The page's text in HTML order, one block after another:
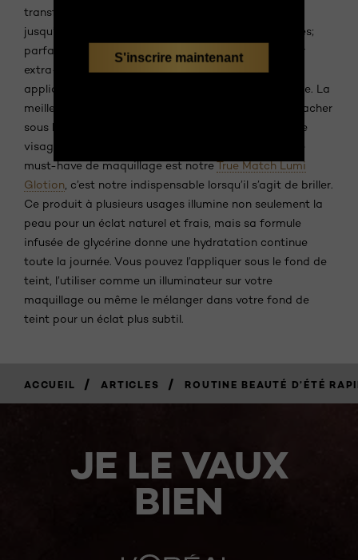
transfère pas, ne fane pas et qui ne s’assèche pas,
jusqu’à un fini fin et naturel qui dure jusqu’à 24 heures;
parfait pour les longues journées d’été. L’applicateur
extra-large et la texture élastique permettent une
application facile et un temps de jeu supplémentaire. La
meilleure partie est que vous pouvez l’utiliser pour cacher
sous les yeux ou pour couvrir les imperfections sur le
visage entier, les rougeurs et les cicatrices. Un autre
must-have de maquillage est notreTrue Match Lumi
Glotion , c’est notre indispensable lorsqu’il s’agit de briller.
Ce produit à plusieurs usages illumine non seulement la
peau pour un éclat naturel et frais, mais sa formule
infusée de glycérine donne une hydratation continue
toute la journée. Vous pouvez l’appliquer sous le fond de
teint, l’utiliser comme un illuminateur sur votre
maquillage ou même le mélanger dans votre fond de
teint pour un éclat plus subtil.
ACCUEIL / ARTICLES / ROUTINE BEAUTÉ D’ÉTÉ
S'inscrire maintenant
JE LE VAUX
BIEN